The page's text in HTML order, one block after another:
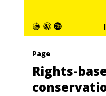
Page
Rights-